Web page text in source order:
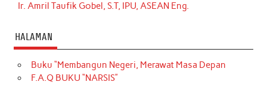
Ir. Amril Taufik Gobel, S.T, IPU, ASEAN Eng.
HALAMAN
Buku “Membangun Negeri, Merawat Masa Depan
F.A.Q BUKU “NARSIS”